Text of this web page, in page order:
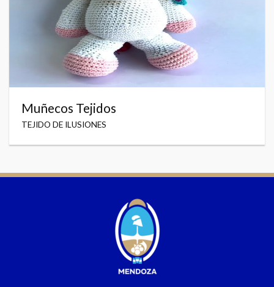
Muñecos Tejidos
TEJIDO DE ILUSIONES